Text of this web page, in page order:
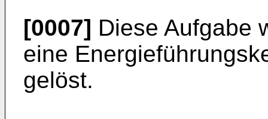
[0007] Diese Aufgabe
eine
gelöst.